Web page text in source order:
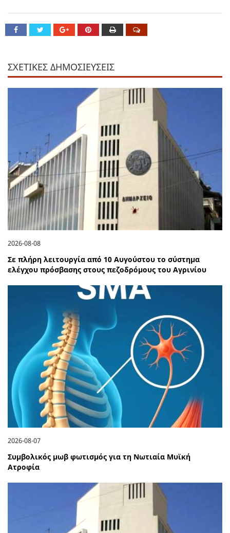
ΣΧΕΤΙΚΕΣ ΔΗΜΟΣΙΕΥΣΕΙΣ
2026-08-08
Σε πλήρη λειτουργία από 10 Αυγούστου το σύστημα
ελέγχου πρόσβασης στους πεζοδρόμους του Αγρινίου
2026-08-07
Συμβολικός μωβ φωτισμός για τη Νωτιαία Μυϊκή
Ατροφία